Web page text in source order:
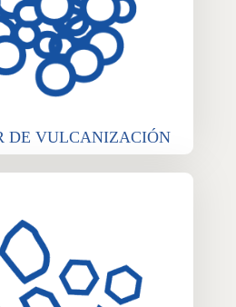
DE VULCANIZACIÓN